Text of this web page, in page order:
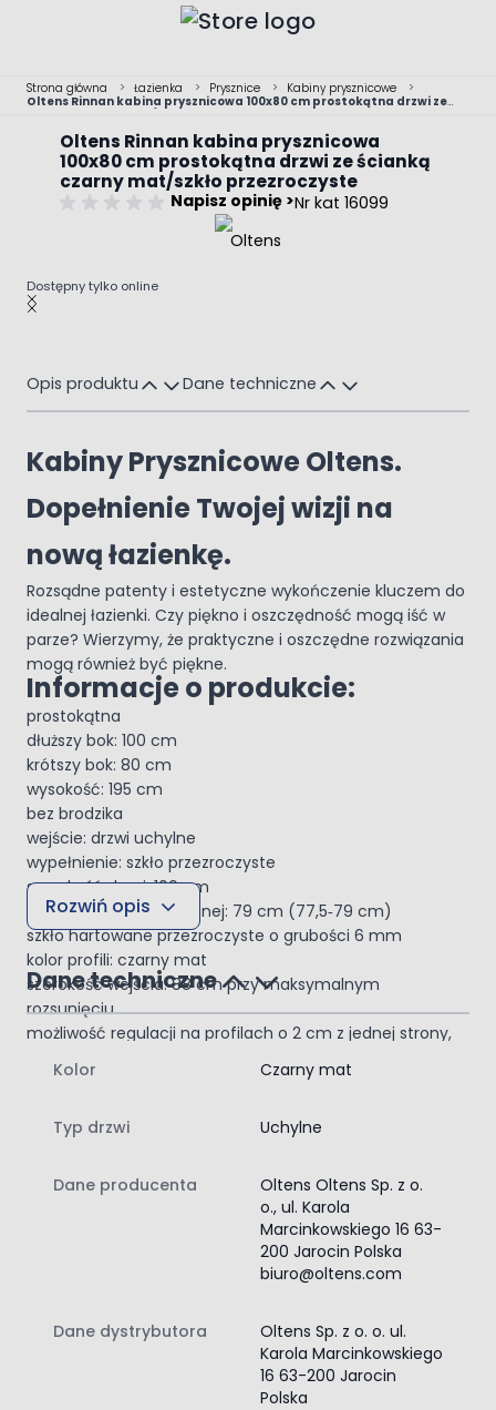
Strona główna > Łazienka > Prysznice > Kabiny prysznicowe
>
Oltens Rinnan kabina prysznicowa 100x80 cm prostokątna drzwi ze
Oltens Rinnan kabina prysznicowa
100x80 cm prostokątna drzwi ze ścianką
czarny mat/szkło przezroczyste
Napisz opinię >Nr kat 16099
Dostępny tylko online
Main image
Click to view image in fullscreen
Opis produktu Dane techniczne
Kabiny Prysznicowe Oltens.
Dopełnienie Twojej wizji na
nową łazienkę.
Rozsądne patenty i estetyczne wykończenie kluczem do
idealnej łazienki. Czy piękno i oszczędność mogą iść w
parze? Wierzymy, że praktyczne i oszczędne rozwiązania
mogą również być piękne.
Informacje o produkcie:
prostokątna
dłuższy bok: 100 cm
krótszy bok: 80 cm
wysokość: 195 cm
bez brodzika
wejście: drzwi uchylne
wypełnienie: szkło przezroczyste
szerokość drzwi: 100 cm
szerokość ścianki bocznej: 79 cm (77,5‑79 cm)
szkło hartowane przezroczyste o grubości 6 mm
kolor profili: czarny mat
szerokość wejścia: 88 cm przy maksymalnym
rozsunięciu
możliwość regulacji na profilach o 2 cm z jednej strony,
1 cm z drugiej strony
Nowoczesna przestrzeń
Oltens Rinnan nie będziesz chciał skończyć.
Powierzchnie z tą powłoką wymagają mniej wody,
detergentów i mniej wysiłku przy dbaniu o ich czystość.
Zawartość zestawu:
instrukcja montażu kabiny prysznicowej
Rozwiń opis
Dane techniczne
Kolor Czarny mat
Typ drzwi Uchylne
Dane producenta
Oltens Oltens Sp. z o.
o., ul. Karola
Marcinkowskiego 16 63-
200 Jarocin Polska
biuro@oltens.com
Dane dystrybutora
Oltens Sp. z o. o. ul.
Karola Marcinkowskiego
16 63-200 Jarocin
Polska